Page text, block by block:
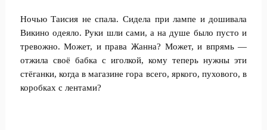
Ночью Таисия не спала. Сидела при лампе и дошивала
Викино одеяло. Руки шли сами, а на душе было пусто и
тревожно. Может, и права Жанна? Может, и впрямь —
отжила своё бабка с иголкой, кому теперь нужны эти
стёганки, когда в магазине гора всего, яркого, пухового, в
коробках с лентами?